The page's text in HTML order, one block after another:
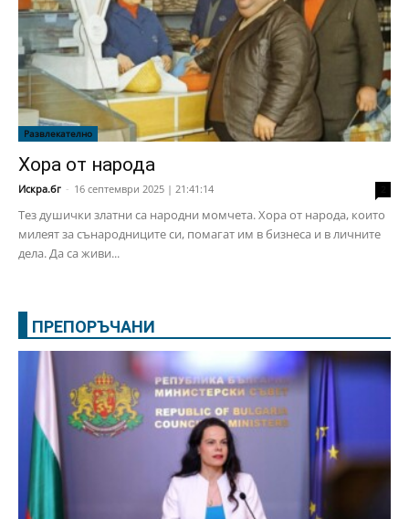
Развлекателно
Хора от народа
Искра.бг - 16 септември 2025 | 21:41:14
Тез душички златни са народни момчета. Хора от народа, които
милеят за сънародниците си, помагат им в бизнеса и в личните
дела. Да са живи...
ПРЕПОРЪЧАНИ